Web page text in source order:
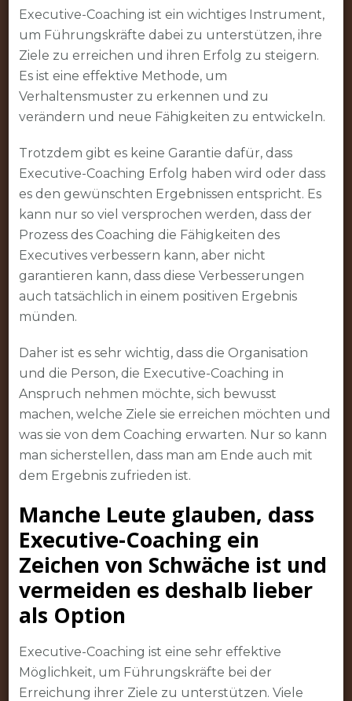
Executive-Coaching ist ein wichtiges Instrument,
um Führungskräfte dabei zu unterstützen, ihre
Ziele zu erreichen und ihren Erfolg zu steigern.
Es ist eine effektive Methode, um
Verhaltensmuster zu erkennen und zu
verändern und neue Fähigkeiten zu entwickeln.
Trotzdem gibt es keine Garantie dafür, dass
Executive-Coaching Erfolg haben wird oder dass
es den gewünschten Ergebnissen entspricht. Es
kann nur so viel versprochen werden, dass der
Prozess des Coaching die Fähigkeiten des
Executives verbessern kann, aber nicht
garantieren kann, dass diese Verbesserungen
auch tatsächlich in einem positiven Ergebnis
münden.
Daher ist es sehr wichtig, dass die Organisation
und die Person, die Executive-Coaching in
Anspruch nehmen möchte, sich bewusst
machen, welche Ziele sie erreichen möchten und
was sie von dem Coaching erwarten. Nur so kann
man sicherstellen, dass man am Ende auch mit
dem Ergebnis zufrieden ist.
Manche Leute glauben, dass
Executive-Coaching ein
Zeichen von Schwäche ist und
vermeiden es deshalb lieber
als Option
Executive-Coaching ist eine sehr effektive
Möglichkeit, um Führungskräfte bei der
Erreichung ihrer Ziele zu unterstützen. Viele